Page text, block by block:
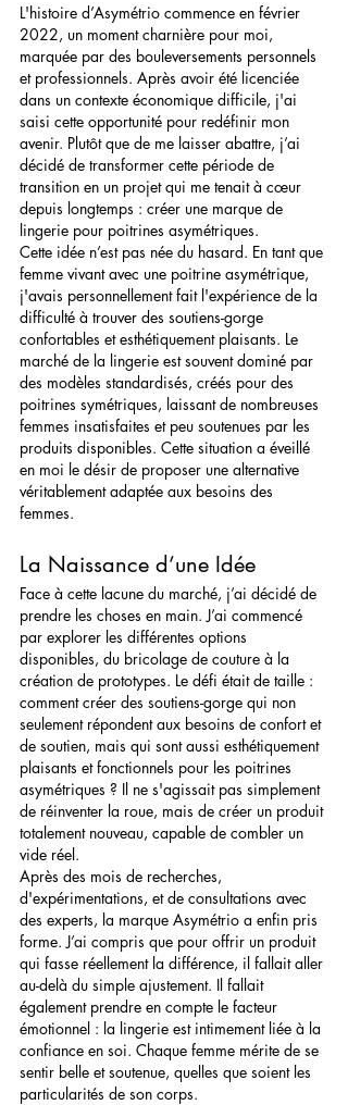
L'histoire d’Asymétrio commence en février
2022, un moment charnière pour moi,
marquée par des bouleversements personnels
et professionnels. Après avoir été licenciée
dans un contexte économique difficile, j'ai
saisi cette opportunité pour redéfinir mon
avenir. Plutôt que de me laisser abattre, j’ai
décidé de transformer cette période de
transition en un projet qui me tenait à cœur
depuis longtemps : créer une marque de
lingerie pour poitrines asymétriques.
Cette idée n’est pas née du hasard. En tant que
femme vivant avec une poitrine asymétrique,
j'avais personnellement fait l'expérience de la
difficulté à trouver des soutiens-gorge
confortables et esthétiquement plaisants. Le
marché de la lingerie est souvent dominé par
des modèles standardisés, créés pour des
poitrines symétriques, laissant de nombreuses
femmes insatisfaites et peu soutenues par les
produits disponibles. Cette situation a éveillé
en moi le désir de proposer une alternative
véritablement adaptée aux besoins des
femmes.
La Naissance d’une Idée
Face à cette lacune du marché, j’ai décidé de
prendre les choses en main. J’ai commencé
par explorer les différentes options
disponibles, du bricolage de couture à la
création de prototypes. Le défi était de taille :
comment créer des soutiens-gorge qui non
seulement répondent aux besoins de confort et
de soutien, mais qui sont aussi esthétiquement
plaisants et fonctionnels pour les poitrines
asymétriques ? Il ne s'agissait pas simplement
de réinventer la roue, mais de créer un produit
totalement nouveau, capable de combler un
vide réel.
Après des mois de recherches,
d'expérimentations, et de consultations avec
des experts, la marque Asymétrio a enfin pris
forme. J’ai compris que pour offrir un produit
qui fasse réellement la différence, il fallait aller
au-delà du simple ajustement. Il fallait
également prendre en compte le facteur
émotionnel : la lingerie est intimement liée à la
confiance en soi. Chaque femme mérite de se
sentir belle et soutenue, quelles que soient les
particularités de son corps.